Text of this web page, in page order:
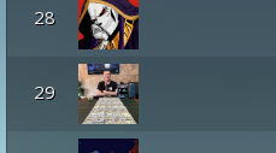
28
29